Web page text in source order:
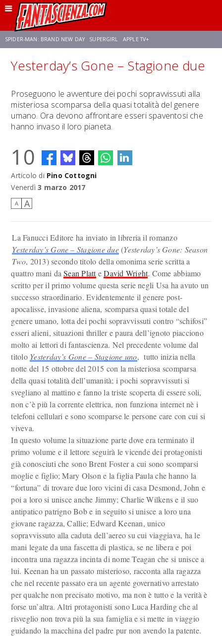
SPIDER-MAN: BRAND NEW DAY SUPERGIRL APPLE TV+
FRANCO RICCIARDIELLO ZENDAYA STAR TREK AVENGERS: DOOMSDAY
NETFLIX SADIE SINK STAR TREK: STRANGE NEW WORLDS
Yesterday’s Gone – Stagione due
Proseguono le avventure dei pochi sopravvissuti alla
misteriosa scomparsa della quasi totalità del genere
umano. Ora devono affrontare esseri spaventosi che
hanno invaso il loro pianeta.
10
Articolo di Pino Cottogni
Venerdì 3 marzo 2017
A A
La Fanucci Editore ha inviato in libreria il romanzo
Yesterday’s Gone – Stagione due(Yesterday’s Gone: Season
Two, 2013) secondo titolo della omonima serie scritta a
quattro mani daSean PlatteDavid Wright. Come abbiamo
scritto per il primo volume questa serie negli Usa ha avuto un
successo straordinario. Evidentemente il genere post-
apocalisse, invasione aliena, scomparsa quasi totale del
genere umano, lotta dei pochi sopravvissuti contro “schifosi”
esseri alieni, situazioni thriller e paura dell’ignoto piacciono
molto ai lettori di fantascienza. Nel precedente volume dal
titolo Yesterday’s Gone – Stagione uno, tutto inizia nella
notte del 15 ottobre del 2015 con la misteriosa scomparsa
della quasi totalità dell’umanità; i pochi sopravvissuti si
svegliano al mattino e fanno la triste scoperta di essere soli,
non c’è più la corrente elettrica, non funziona internet nè i
telefoni cellulari e sono scomparse le persone care con cui si
viveva.
In questo volume la situazione parte dove era terminato il
primo volume e il lettore seguirà le vicende dei protagonisti
già conosciuti che sono Brent Foster a cui sono scomparsi
moglie e figlio; Mary Olson e la figlia Paula che hanno la
“fortuna” di trovare due loro vicini di casa Desmond, John e
poi a loro si unisce anche Jimmy; Charlie Wilkens e il suo
antipatico patrigno Bob e in seguito si unisce a loro una
giovane ragazza, Callie; Edward Keenan, unico
sopravvissuto alla caduta dell’aereo su cui viaggiava, ha le
mani legate da una fascetta di plastica, se ne libera e poi
incontra una ragazza incinta di nome Teagan che si unisce a
lui. Keenan ha un passato misterioso, racconta alla ragazza
che nel recente passato era un agente governativo arrestato
per qualche non precisato motivo, ma non è tutto e la verità è
forse un’altra. Altri protagonisti sono Luca Harding che al
risveglio non trova più la sua famiglia e si mette in viaggio
guidando la macchina del padre pur non avendo la patente.